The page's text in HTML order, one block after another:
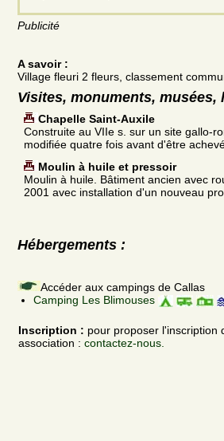
Publicité
A savoir :
Village fleuri 2 fleurs, classement
Visites, monuments, musées,
Chapelle Saint-Auxile
Construite au VIIe s. sur un site gallo-
modifiée quatre fois avant d'être
Moulin à huile et pressoir
Moulin à huile. Bâtiment ancien avec
2001 avec installation d'un nouveau
Hébergements :
Accéder aux campings de Callas
Camping Les Blimouses
Inscription : pour proposer l'inscription
association : contactez-nous.